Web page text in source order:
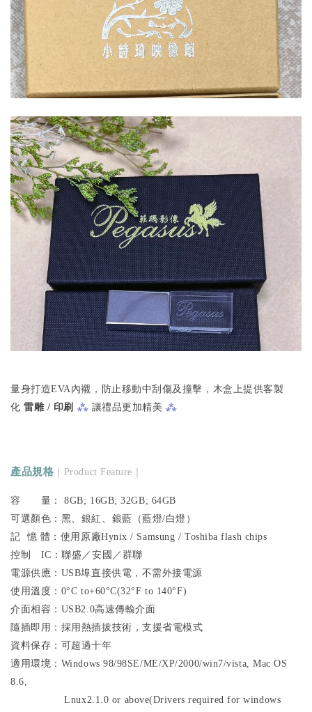
量身打造EVA內襯， 防止移動中刮傷及撞擊 ，木盒上提供客製
化雷雕 / 印刷 ⁂ 讓禮品更加精美 ⁂
產品規格 ｜Product Feature｜
容 量： 8GB; 16GB; 32GB; 64GB
可選顏色：黑、銀紅、銀藍（藍燈/白燈）
記 憶 體：使用原廠Hynix / Samsung / Toshiba flash chips
控制 IC：聯盛／安國／群聯
電源供應：USB埠直接供電，不需外接電源
使用溫度：0°C to+60°C(32°F to 140°F)
介面相容：USB2.0高速傳輸介面
隨插即用：採用熱插拔技術，支援省電模式
資料保存：可超過十年
適用環境：Windows 98/98SE/ME/XP/2000/win7/vista, Mac OS
8.6,
Lnux2.1.0 or above(Drivers required for windows